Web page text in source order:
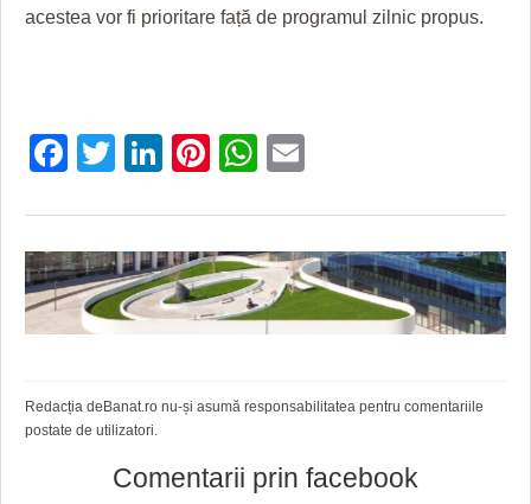
acestea vor fi prioritare față de programul zilnic propus.
Facebook
Twitter
LinkedIn
Pinterest
WhatsApp
Redacția deBanat.ro nu-și asumă responsabilitatea pentru comentariile
postate de utilizatori.
Comentarii prin facebook